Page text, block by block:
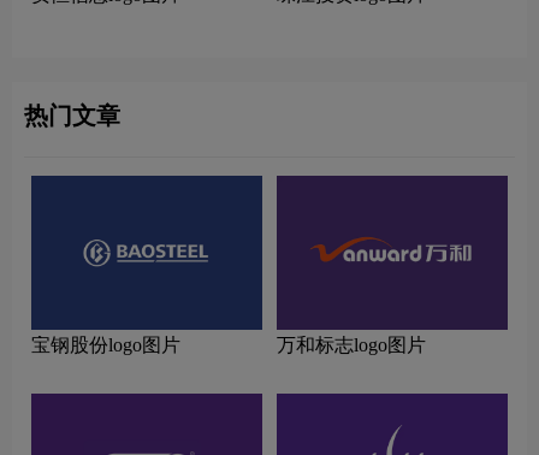
热门文章
宝钢股份logo图片 万和标志logo图片